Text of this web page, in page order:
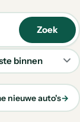
Zoek
nieuwe auto's→